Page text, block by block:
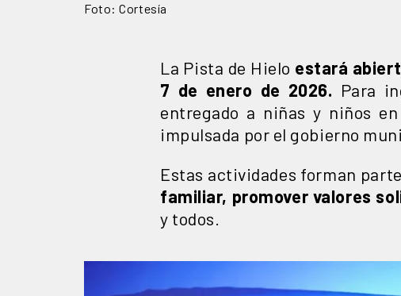
Foto: Cortesía
La Pista de Hielo estará
7 de enero de 2026. Para
entregado a niñas y niños
impulsada por el gobierno
Estas actividades forman
familiar, promover valores
y todos.